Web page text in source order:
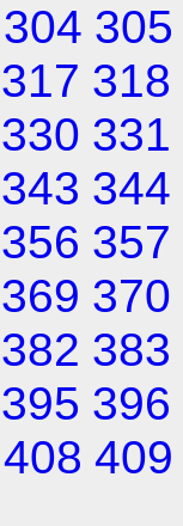
304 305
317 318
330 331
343 344
356 357
369 370
382 383
395 396
408 409